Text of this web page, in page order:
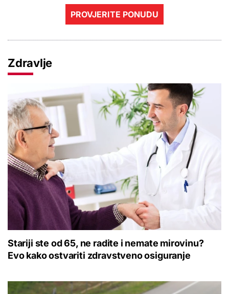
PROVJERITE PONUDU
Zdravlje
Stariji ste od 65, ne radite i nemate mirovinu?
Evo kako ostvariti zdravstveno osiguranje